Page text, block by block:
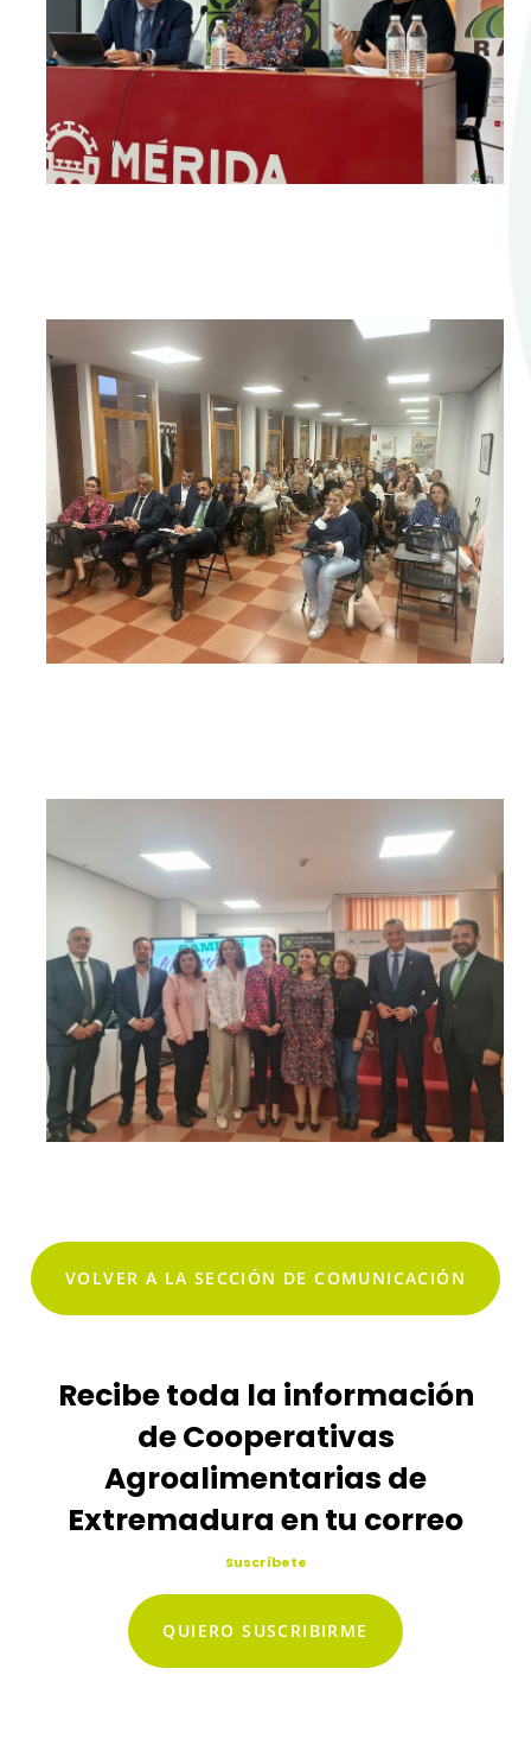
VOLVER A LA SECCIÓN DE COMUNICACIÓN
Recibe toda la información
de Cooperativas
Agroalimentarias de
Extremadura en tu correo
Suscríbete
QUIERO SUSCRIBIRME